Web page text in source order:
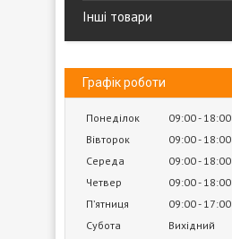
Інші товари
Графік роботи
Понеділок 09:00 18:00
Вівторок
09:00 18:00
Середа
09:00 18:00
Четвер
09:00 18:00
Пʼятниця
09:00 17:00
Субота
Вихідний